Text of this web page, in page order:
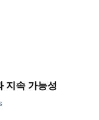
지속 가능성